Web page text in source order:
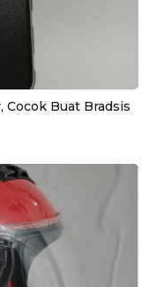
Cocok Buat Bradsis